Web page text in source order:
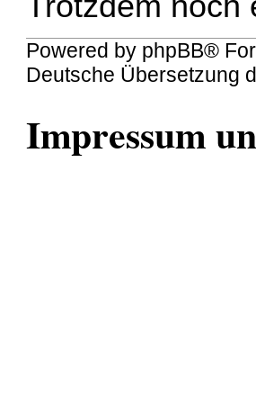
Powered by phpBB®
Deutsche Übersetzung
Impressum